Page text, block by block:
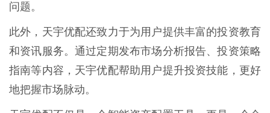
问题。
此外，天宇优配还致力于为用户提供丰富的投资教育
和资讯服务。通过定期发布市场分析报告、投资策略
指南等内容，天宇优配帮助用户提升投资技能，更好
地把握市场脉动。